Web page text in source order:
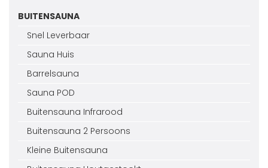
BUITENSAUNA
Snel Leverbaar
Sauna Huis
Barrelsauna
Sauna POD
Buitensauna Infrarood
Buitensauna 2 Persoons
Kleine Buitensauna